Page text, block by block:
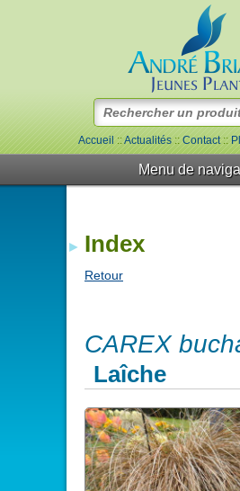
Accueil::Actualités::Contact::
Menu de
Index
Retour
CAREX
Laîche